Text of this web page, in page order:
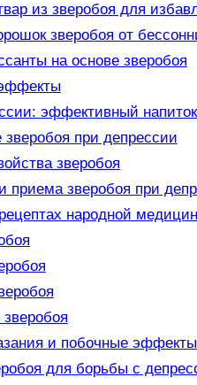
из зверобоя для
зверобоя от
на основе зверобоя
эффективный
при депрессии
зверобоя
приема зверобоя при
народной
и побочные эффекты
для борьбы с